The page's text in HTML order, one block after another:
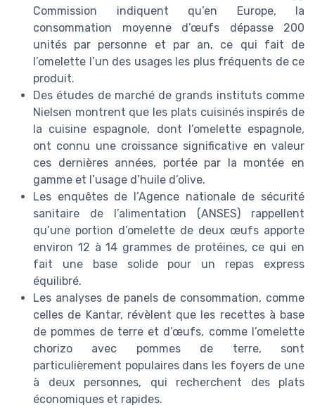
Commission indiquent qu’en Europe, la
consommation moyenne d’œufs dépasse 200
unités par personne et par an, ce qui fait de
l’omelette l’un des usages les plus fréquents de ce
produit.
Des études de marché de grands instituts comme
Nielsen montrent que les plats cuisinés inspirés de
la cuisine espagnole, dont l’omelette espagnole,
ont connu une croissance significative en valeur
ces dernières années, portée par la montée en
gamme et l’usage d’huile d’olive.
Les enquêtes de l’Agence nationale de sécurité
sanitaire de l’alimentation (ANSES) rappellent
qu’une portion d’omelette de deux œufs apporte
environ 12 à 14 grammes de protéines, ce qui en
fait une base solide pour un repas express
équilibré.
Les analyses de panels de consommation, comme
celles de Kantar, révèlent que les recettes à base
de pommes de terre et d’œufs, comme l’omelette
chorizo avec pommes de terre, sont
particulièrement populaires dans les foyers de une
à deux personnes, qui recherchent des plats
économiques et rapides.